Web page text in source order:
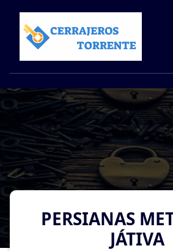
content
PERSIANAS
JÁTIVA